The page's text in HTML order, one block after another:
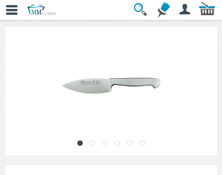
Übersicht